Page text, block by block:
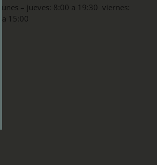
lunes – jueves: 8:00 a 19:30 viernes:
a 15:00